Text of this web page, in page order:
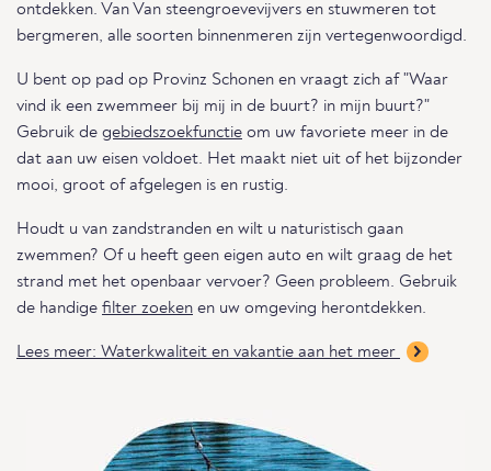
ontdekken. Van Van steengroevevijvers en stuwmeren tot
bergmeren, alle soorten binnenmeren zijn vertegenwoordigd.
U bent op pad op Provinz Schonen en vraagt zich af "Waar
vind ik een zwemmeer bij mij in de buurt? in mijn buurt?"
Gebruik de gebiedszoekfunctie om uw favoriete meer in de
dat aan uw eisen voldoet. Het maakt niet uit of het bijzonder
mooi, groot of afgelegen is en rustig.
Houdt u van zandstranden en wilt u naturistisch gaan
zwemmen? Of u heeft geen eigen auto en wilt graag de het
strand met het openbaar vervoer? Geen probleem. Gebruik
de handige filter zoeken en uw omgeving herontdekken.
Lees meer: Waterkwaliteit en vakantie aan het meer